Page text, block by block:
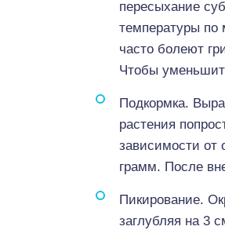
пересыхание
температуры по
часто болеют
Чтобы
Подкормка.
растения
зависимости от
грамм. После
Пикирование.
заглубляя на 3